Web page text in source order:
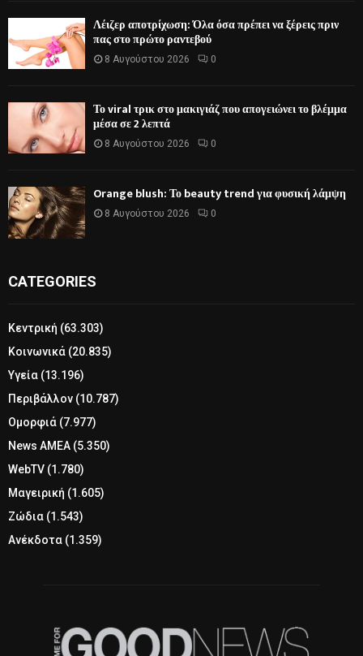
Λέιζερ αποτρίχωση: Όλα όσα πρέπει να ξέρεις πριν
πας στο πρώτο ραντεβού
8 Αυγούστου 2026 0
Το viral τρικ στο μακιγιάζ που απογειώνει το βλέμμα
μέσα σε 2 λεπτά
8 Αυγούστου 2026 0
Orange blush: Το beauty trend για φυσική λάμψη
8 Αυγούστου 2026 0
CATEGORIES
Κεντρική (63.303)
Κοινωνικά (20.835)
Υγεία (13.196)
Περιβάλλον (10.787)
Ομορφιά (7.977)
News ΑΜΕΑ (5.350)
WebTV (1.780)
Μαγειρική (1.605)
Ζώδια (1.543)
Ανέκδοτα (1.359)